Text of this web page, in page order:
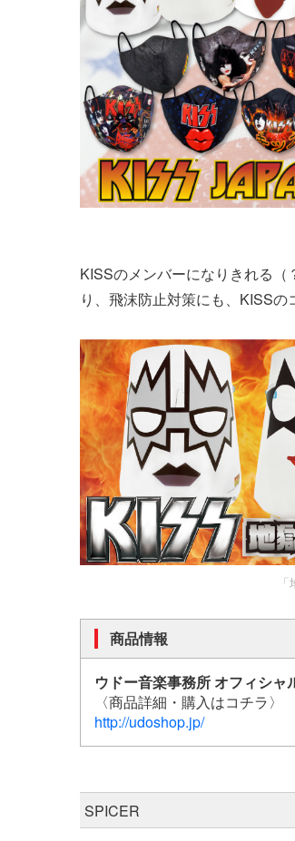
KISSのメンバーになりきれる
り、飛沫防止対策にも、KISSの
商品情報
ウドー音楽事務所 オフィシャ
〈商品詳細・購入はコチラ〉
http://udoshop.jp/
SPICER